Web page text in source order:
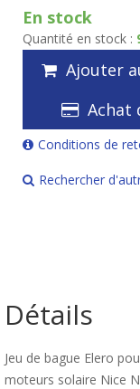
En stock
Quantité en stock :
Ajouter
Achat
Conditions de
Rechercher
Détails
Jeu de bague Elero
moteurs solaire Nice